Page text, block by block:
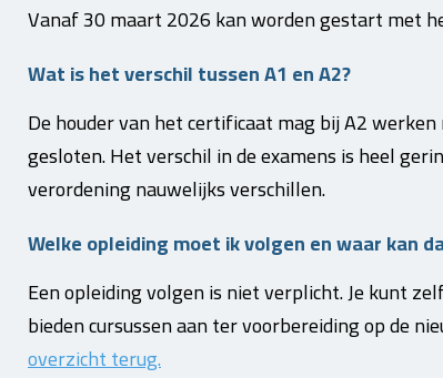
Vanaf 30 maart 2026 kan worden gestart met
Wat is het verschil tussen A1 en A2?
De houder van het certificaat mag bij A2
gesloten. Het verschil in de examens is heel
verordening nauwelijks verschillen.
Welke opleiding moet ik volgen en waar kan
Een opleiding volgen is niet verplicht. Je kunt
bieden cursussen aan ter voorbereiding op de
overzicht terug.